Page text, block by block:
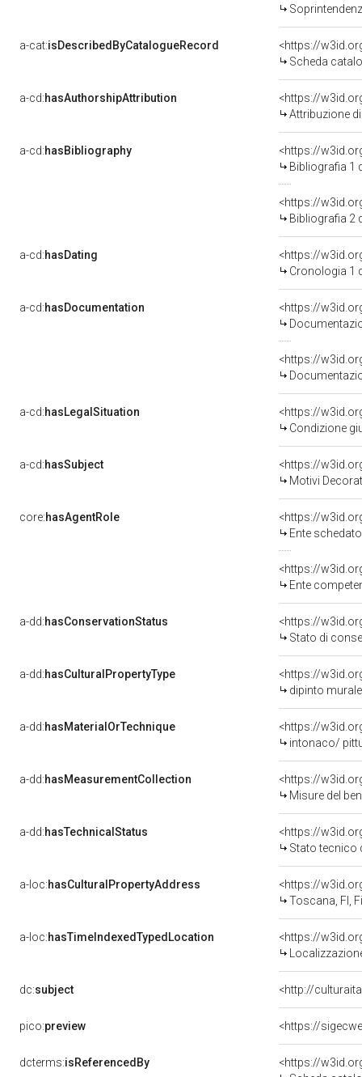
Soprintendenza
a-cat:isDescribedByCatalogueRecord
<https://
Scheda
a-cd:hasAuthorshipAttribution
Attribuzione
a-cd:hasBibliography
<https://
Bibliografia 1
<https://
Bibliografia 2
a-cd:hasDating
<https://
Cronologia 1
a-cd:hasDocumentation
a-cd:hasLegalSituation
<https://
Condizione
a-cd:hasSubject
<https://
Motivi
core:hasAgentRole
<https://
Ente schedatore del
<https://
Ente competente per
a-dd:hasConservationStatus
<https://
Stato di
a-dd:hasCulturalPropertyType
<https://
dipinto murale
a-dd:hasMaterialOrTechnique
<https://
intonaco/
a-dd:hasMeasurementCollection
<https://
Misure del
a-dd:hasTechnicalStatus
<https://
Stato tecnico
a-loc:hasCulturalPropertyAddress
<https://
Toscana, FI,
a-loc:hasTimeIndexedTypedLocation
<https://
dc:subject <http://
pico:preview <https://
dcterms:isReferencedBy
<https://